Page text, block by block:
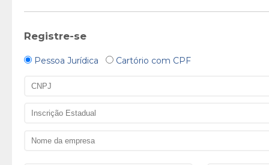
Registre-se
Pessoa Jurídica Cartório com CPF